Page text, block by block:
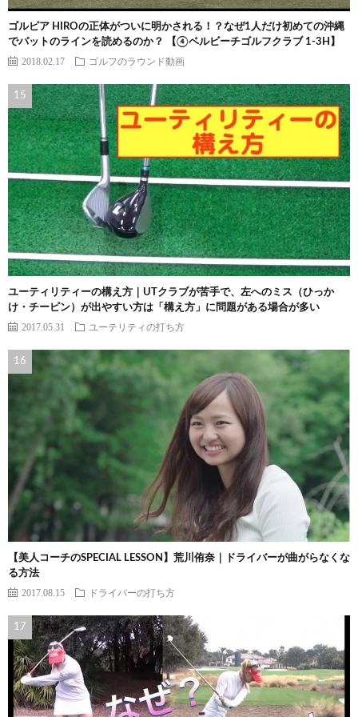
ゴルピア HIROの正体がついに明かされる！？なぜ1人だけ初めての沖縄
でパットのラインを読めるのか？ 【④ベルビーチゴルフクラブ 1-3H】
2018.02.17 ゴルフのラウンド動画
ユーティリティーの構え方｜UTクラブが苦手で、左へのミス（ひっか
け・チーピン）が出やすい方は「構え方」に問題がある場合が多い
2017.05.31 ユーテリティの打ち方
【美人コーチのSPECIAL LESSON】荒川侑奈｜ドライバーが曲がらなくな
る方法
2017.08.15 ドライバーの打ち方